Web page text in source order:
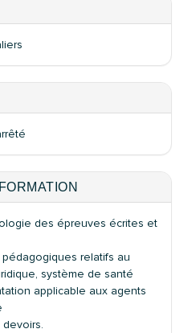
des épreuves écrites et
relatifs au
système de santé
applicable aux agents